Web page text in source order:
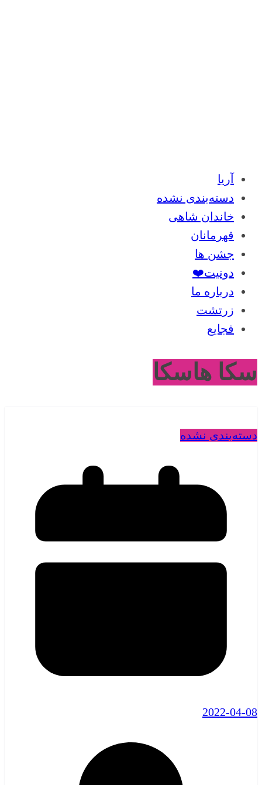
آریا
دسته‌بندی نشده
خاندان شاهی
قهرمانان
جشن ها
دونیت❤️
درباره ما
زرتشت
فجایع
سکا هاسکا
دسته‌بندی نشده
2022-04-08